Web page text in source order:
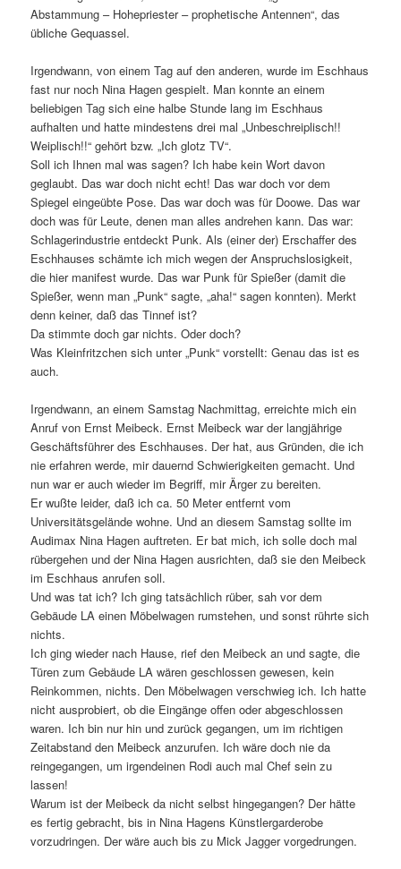
Abstammung – Hohepriester – prophetische Antennen“, das
übliche Gequassel.
Irgendwann, von einem Tag auf den anderen, wurde im Eschhaus
fast nur noch Nina Hagen gespielt. Man konnte an einem
beliebigen Tag sich eine halbe Stunde lang im Eschhaus
aufhalten und hatte mindestens drei mal „Unbeschreiplisch!!
Weiplisch!!“ gehört bzw. „Ich glotz TV“.
Soll ich Ihnen mal was sagen? Ich habe kein Wort davon
geglaubt. Das war doch nicht echt! Das war doch vor dem
Spiegel eingeübte Pose. Das war doch was für Doowe. Das war
doch was für Leute, denen man alles andrehen kann. Das war:
Schlagerindustrie entdeckt Punk. Als (einer der) Erschaffer des
Eschhauses schämte ich mich wegen der Anspruchslosigkeit,
die hier manifest wurde. Das war Punk für Spießer (damit die
Spießer, wenn man „Punk“ sagte, „aha!“ sagen konnten). Merkt
denn keiner, daß das Tinnef ist?
Da stimmte doch gar nichts. Oder doch?
Was Kleinfritzchen sich unter „Punk“ vorstellt: Genau das ist es
auch.
Irgendwann, an einem Samstag Nachmittag, erreichte mich ein
Anruf von Ernst Meibeck. Ernst Meibeck war der langjährige
Geschäftsführer des Eschhauses. Der hat, aus Gründen, die ich
nie erfahren werde, mir dauernd Schwierigkeiten gemacht. Und
nun war er auch wieder im Begriff, mir Ärger zu bereiten.
Er wußte leider, daß ich ca. 50 Meter entfernt vom
Universitätsgelände wohne. Und an diesem Samstag sollte im
Audimax Nina Hagen auftreten. Er bat mich, ich solle doch mal
rübergehen und der Nina Hagen ausrichten, daß sie den Meibeck
im Eschhaus anrufen soll.
Und was tat ich? Ich ging tatsächlich rüber, sah vor dem
Gebäude LA einen Möbelwagen rumstehen, und sonst rührte sich
nichts.
Ich ging wieder nach Hause, rief den Meibeck an und sagte, die
Türen zum Gebäude LA wären geschlossen gewesen, kein
Reinkommen, nichts. Den Möbelwagen verschwieg ich. Ich hatte
nicht ausprobiert, ob die Eingänge offen oder abgeschlossen
waren. Ich bin nur hin und zurück gegangen, um im richtigen
Zeitabstand den Meibeck anzurufen. Ich wäre doch nie da
reingegangen, um irgendeinen Rodi auch mal Chef sein zu
lassen!
Warum ist der Meibeck da nicht selbst hingegangen? Der hätte
es fertig gebracht, bis in Nina Hagens Künstlergarderobe
vorzudringen. Der wäre auch bis zu Mick Jagger vorgedrungen.